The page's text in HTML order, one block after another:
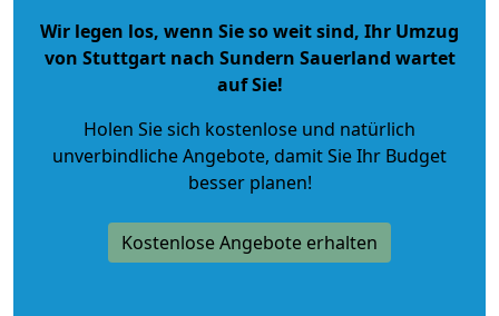
Wir legen los, wenn Sie so weit sind, Ihr Umzug
von Stuttgart nach Sundern Sauerland wartet
auf Sie!
Holen Sie sich kostenlose und natürlich
unverbindliche Angebote, damit Sie Ihr Budget
besser planen!
Kostenlose Angebote erhalten